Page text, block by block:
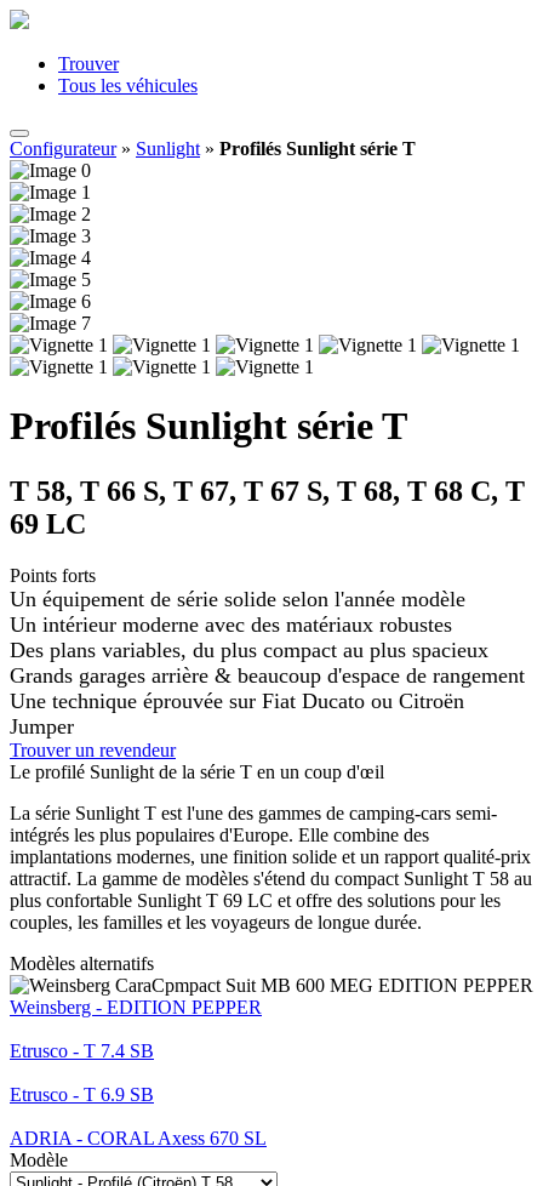
Trouver
Tous les véhicules
Configurateur» Sunlight » Profilés Sunlight série T
Profilés Sunlight série T
T 58, T 66 S, T 67, T 67 S, T 68, T 68 C, T
69 LC
Points forts
Un équipement de série solide selon l'année modèle
Un intérieur moderne avec des matériaux robustes
Des plans variables, du plus compact au plus spacieux
Grands garages arrière & beaucoup d'espace de rangement
Une technique éprouvée sur Fiat Ducato ou Citroën
Jumper
Trouver un revendeur
Le profilé Sunlight de la série T en un coup d'œil
La série Sunlight T est l'une des gammes de camping-cars semi-
intégrés les plus populaires d'Europe. Elle combine des
implantations modernes, une finition solide et un rapport qualité-prix
attractif. La gamme de modèles s'étend du compact Sunlight T 58 au
plus confortable Sunlight T 69 LC et offre des solutions pour les
couples, les familles et les voyageurs de longue durée.
Modèles alternatifs
Weinsberg - EDITION PEPPER
Etrusco - T 7.4 SB
Etrusco - T 6.9 SB
ADRIA - CORAL Axess 670 SL
Modèle